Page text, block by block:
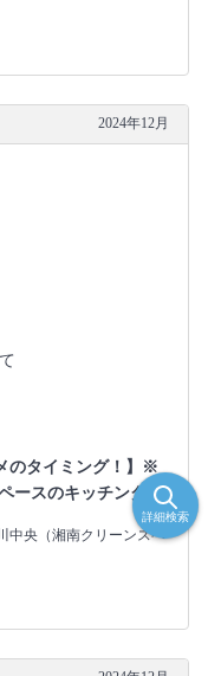
2024年12月
のタイミング！】※
ースのキッチンクリ
中央（湘南クリーンスペ
詳細検索